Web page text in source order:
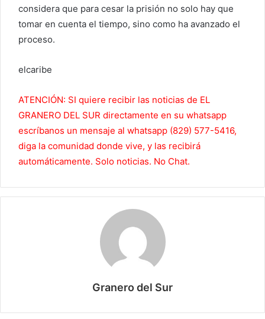
considera que para cesar la prisión no solo hay que
tomar en cuenta el tiempo, sino como ha avanzado el
proceso.
elcaribe
ATENCIÓN: SI quiere recibir las noticias de EL
GRANERO DEL SUR directamente en su whatsapp
escríbanos un mensaje al whatsapp (829) 577-5416,
diga la comunidad donde vive, y las recibirá
automáticamente. Solo noticias. No Chat.
Granero del Sur